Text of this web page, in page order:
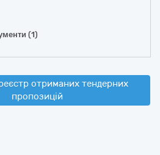
(1)
отриманих тендерних
пропозицій